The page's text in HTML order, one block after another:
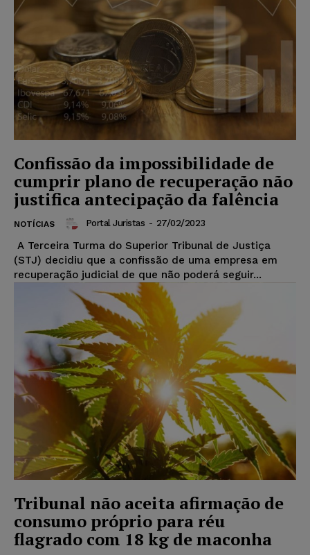
Confissão da impossibilidade de
cumprir plano de recuperação não
justifica antecipação da falência
NOTÍCIAS Portal Juristas - 27/02/2023
A Terceira Turma do Superior Tribunal de Justiça
(STJ) decidiu que a confissão de uma empresa em
recuperação judicial de que não poderá seguir...
Tribunal não aceita afirmação de
consumo próprio para réu
flagrado com 18 kg de maconha